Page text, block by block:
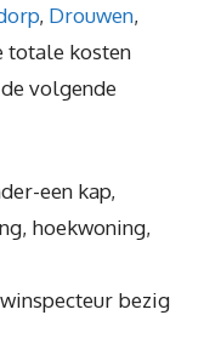
, Drouwen,
totale kosten
volgende
een kap,
hoekwoning,
bezig